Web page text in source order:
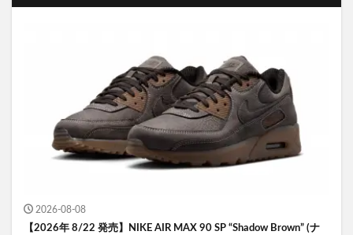
2026-08-08
【2026年 8/22 発売】NIKE AIR MAX 90 SP “Shadow Brown” (ナ